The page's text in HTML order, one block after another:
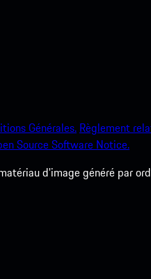
Générales. Règlement
Source Software Notice.
d'image généré par